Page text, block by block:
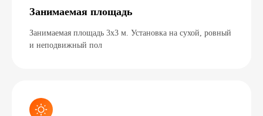
Занимаемая площадь
Занимаемая площадь 3х3 м. Установка на сухой, ровный
и неподвижный пол
Здесь скоро появится